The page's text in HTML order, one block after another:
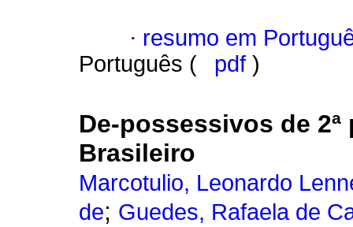
· resumo em
Português (
pdf )
De-possessivos de
Brasileiro
Marcotulio, Leonardo
de; Guedes, Rafaela de